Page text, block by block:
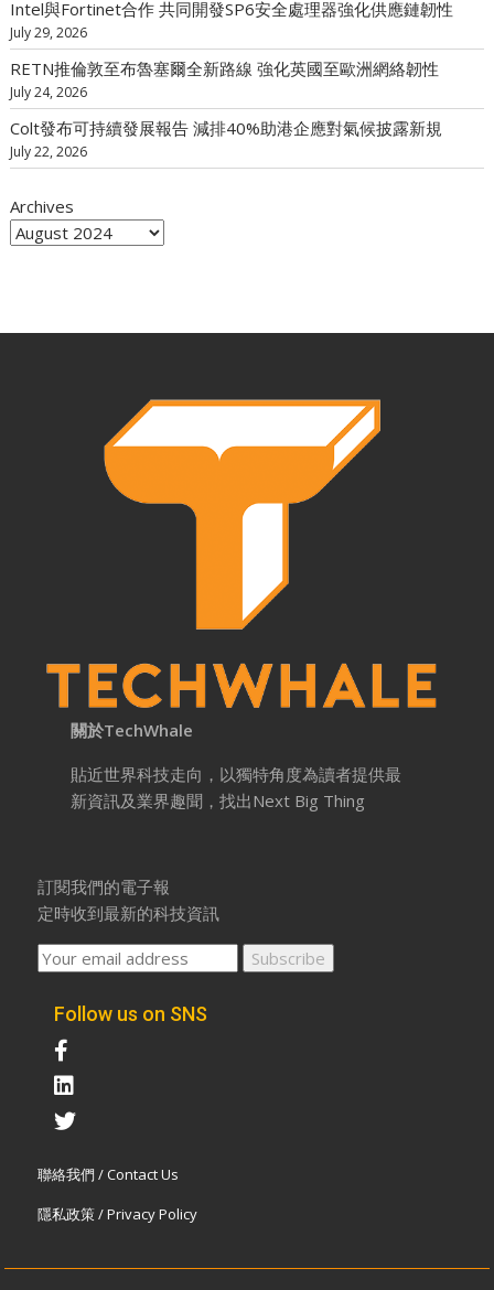
Intel與Fortinet合作 共同開發SP6安全處理器強化供應鏈韌性
July 29, 2026
RETN推倫敦至布魯塞爾全新路線 強化英國至歐洲網絡韌性
July 24, 2026
Colt發布可持續發展報告 減排40%助港企應對氣候披露新規
July 22, 2026
Archives
關於TechWhale
貼近世界科技走向，以獨特角度為讀者提供最
新資訊及業界趣聞，找出Next Big Thing
訂閱我們的電子報
定時收到最新的科技資訊
Follow us on SNS
聯絡我們 / Contact Us
隱私政策 / Privacy Policy